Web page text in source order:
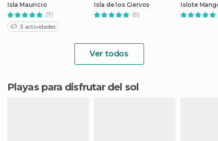
Isla Mauricio
(7)
3 actividades
Isla de los Ciervos
(9)
Islote
Ver todos
Playas para disfrutar del sol